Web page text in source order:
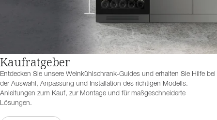
Kaufratgeber
Entdecken Sie unsere Weinkühlschrank-Guides und erhalten Sie Hilfe bei
der Auswahl, Anpassung und Installation des richtigen Modells.
Anleitungen zum Kauf, zur Montage und für maßgeschneiderte
Lösungen.